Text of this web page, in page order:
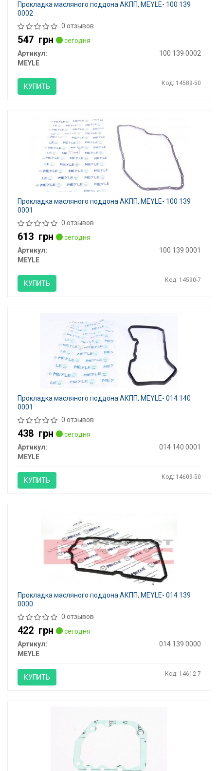
Прокладка масляного поддона АКПП, MEYLE- 100 139
0002
0 отзывов
547 грн
сегодня
Артикул:
100 139 0002
MEYLE
КУПИТЬ Код: 14589-50
Прокладка масляного поддона АКПП, MEYLE- 100 139
0001
0 отзывов
613 грн
сегодня
Артикул:
100 139 0001
MEYLE
КУПИТЬ Код: 14590-7
Прокладка масляного поддона АКПП, MEYLE- 014 140
0001
0 отзывов
438 грн
сегодня
Артикул:
014 140 0001
MEYLE
КУПИТЬ Код: 14609-50
Прокладка масляного поддона АКПП, MEYLE- 014 139
0000
0 отзывов
422 грн
сегодня
Артикул:
014 139 0000
MEYLE
КУПИТЬ Код: 14612-7